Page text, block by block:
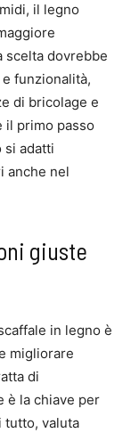
il legno
scelta dovrebbe
funzionalità,
di bricolage e
il primo passo
si adatti
anche nel
giuste
in legno è
migliorare
di
è la chiave per
tutto, valuta